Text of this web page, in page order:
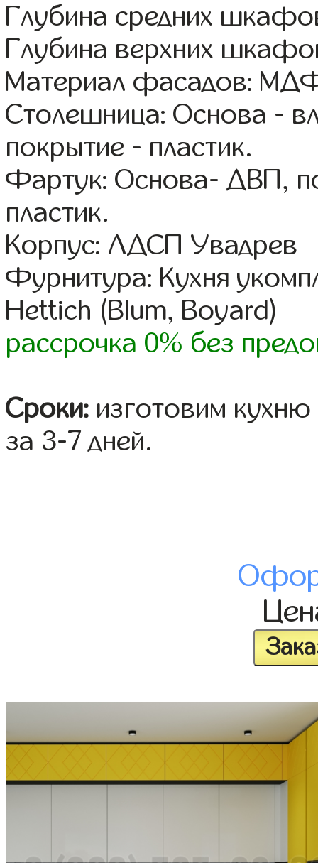
Глубина средних
Глубина верхних
Материал фасадов:
Столешница: Основа -
покрытие - пластик.
Фартук: Основа- ДВП,
пластик.
Корпус: ЛДСП Увадрев
Фурнитура: Кухня
Hettich (Blum, Boyard)
рассрочка 0% без
Сроки: изготовим
за 3-7 дней.